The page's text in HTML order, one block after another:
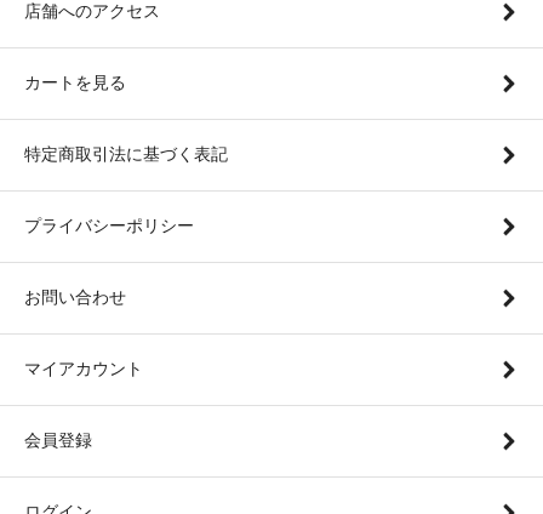
店舗へのアクセス
カートを見る
特定商取引法に基づく表記
プライバシーポリシー
お問い合わせ
マイアカウント
会員登録